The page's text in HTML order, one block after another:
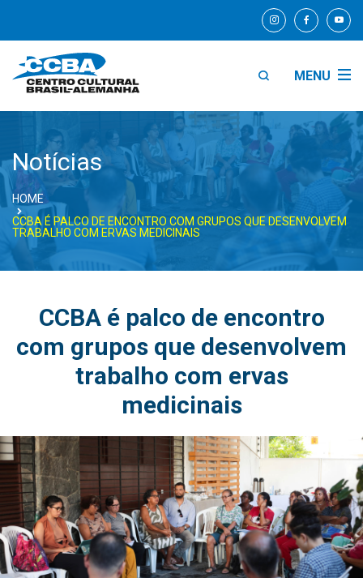
MENU
Notícias
HOME
CCBA É PALCO DE ENCONTRO COM GRUPOS QUE DESENVOLVEM
TRABALHO COM ERVAS MEDICINAIS
CCBA é palco de encontro
com grupos que desenvolvem
trabalho com ervas
medicinais